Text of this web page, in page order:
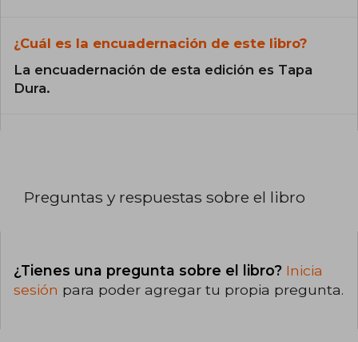
¿Cuál es la encuadernación de este libro?
La encuadernación de esta edición es Tapa
Dura.
Preguntas y respuestas sobre el libro
¿Tienes una pregunta sobre el libro? Inicia
sesión para poder agregar tu propia pregunta.